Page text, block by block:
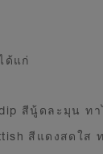
ด้แก่
สีนู้ดละมุน ทา
สีแดงสดใส